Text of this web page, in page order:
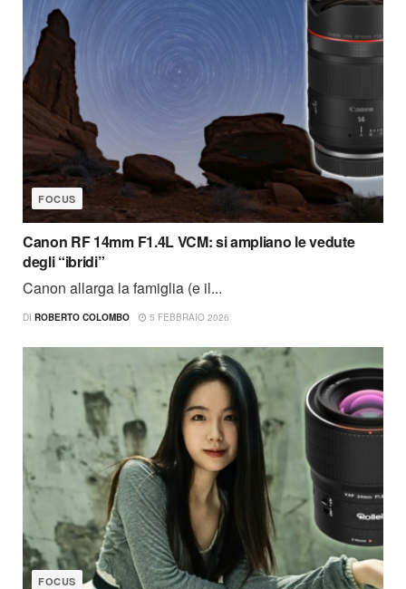
FOCUS
Canon RF 14mm F1.4L VCM: si ampliano le vedute
degli “ibridi”
Canon allarga la famiglia (e il...
DI ROBERTO COLOMBO 5 FEBBRAIO 2026
FOCUS